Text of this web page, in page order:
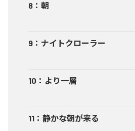
8 ： 朝
9 ： ナイトクローラー
10 ： より一層
11 ： 静かな朝が来る